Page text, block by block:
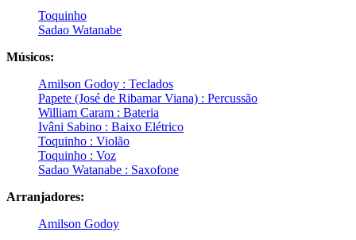
Toquinho
Sadao Watanabe
Músicos:
Amilson Godoy : Teclados
Papete (José de Ribamar Viana) : Percussão
William Caram : Bateria
Ivâni Sabino : Baixo Elétrico
Toquinho : Violão
Toquinho : Voz
Sadao Watanabe : Saxofone
Arranjadores:
Amilson Godoy